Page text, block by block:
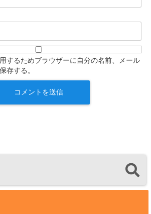
するためブラウザーに自分の名前、メール
存する。